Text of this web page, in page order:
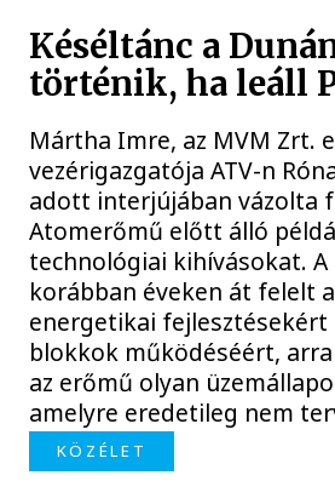
Késéltánc a
történik, ha leáll
Mártha Imre, az MVM Zrt.
vezérigazgatója ATV-n
adott interjújában vázolta
Atomerőmű előtt álló
technológiai kihívásokat. A
korábban éveken át felelt
energetikai fejlesztésekért
blokkok működéséért,
az erőmű olyan
amelyre eredetileg nem
KÖZÉLET